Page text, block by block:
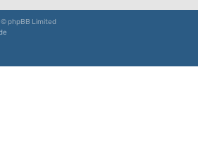
phpBB Limited